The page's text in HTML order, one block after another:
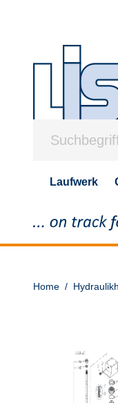
Laufwerk
Home /